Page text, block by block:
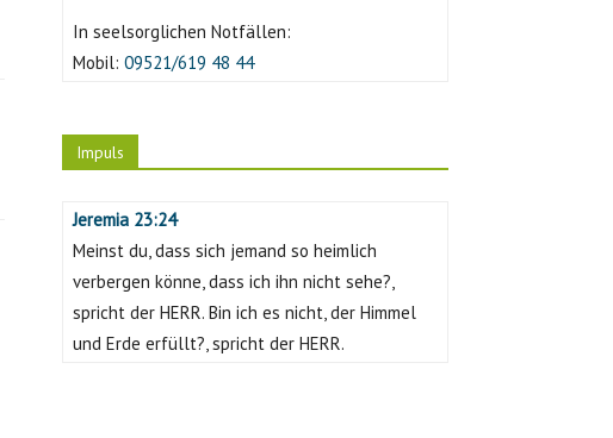
In seelsorglichen Notfällen:
Mobil: 09521/619 48 44
Impuls
Jeremia 23:24
Meinst du, dass sich jemand so heimlich
verbergen könne, dass ich ihn nicht sehe?,
spricht der HERR. Bin ich es nicht, der Himmel
und Erde erfüllt?, spricht der HERR.